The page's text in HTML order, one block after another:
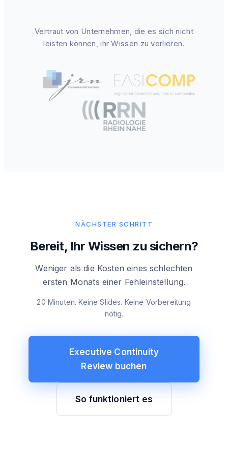
Vertraut von Unternehmen, die es sich nicht
leisten können, ihr Wissen zu verlieren.
NÄCHSTER SCHRITT
Bereit, Ihr Wissen zu sichern?
Weniger als die Kosten eines schlechten
ersten Monats einer Fehleinstellung.
20 Minuten. Keine Slides. Keine Vorbereitung
nötig.
Executive Continuity
Review buchen
So funktioniert es